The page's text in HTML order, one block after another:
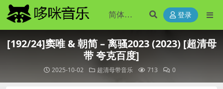
登录
[192/24]窦唯 & 朝简 – 离骚2023 (2023) [超清母
带 夸克百度]
2025-10-02 超清母带音乐 713 0